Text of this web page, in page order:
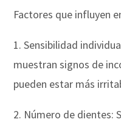
Factores que influyen
1. Sensibilidad
muestran signos de
pueden estar más
2. Número de dientes: